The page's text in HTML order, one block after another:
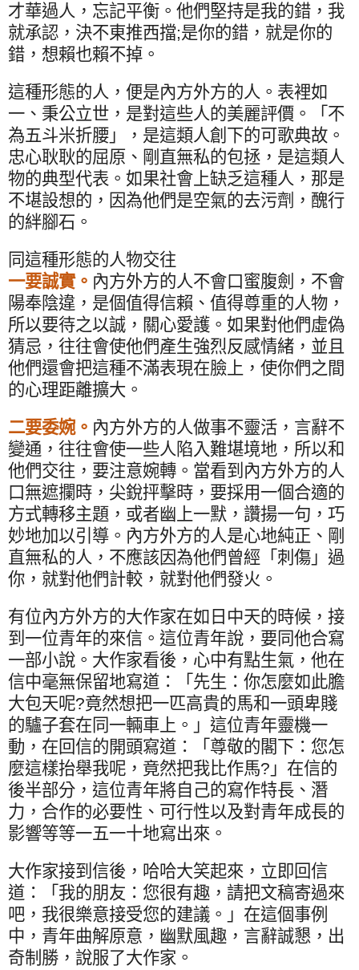
才華過人，忘記平衡。他們堅持是我的錯，我
就承認，決不東推西擋;是你的錯，就是你的
錯，想賴也賴不掉。
這種形態的人，便是內方外方的人。表裡如
一、秉公立世，是對這些人的美麗評價。「不
為五斗米折腰」，是這類人創下的可歌典故。
忠心耿耿的屈原、剛直無私的包拯，是這類人
物的典型代表。如果社會上缺乏這種人，那是
不堪設想的，因為他們是空氣的去污劑，醜行
的絆腳石。
同這種形態的人物交往
一要誠實。 內方外方的人不會口蜜腹劍，不會
陽奉陰違，是個值得信賴、值得尊重的人物，
所以要待之以誠，關心愛護。如果對他們虛偽
猜忌，往往會使他們產生強烈反感情緒，並且
他們還會把這種不滿表現在臉上，使你們之間
的心理距離擴大。
二要委婉。 內方外方的人做事不靈活，言辭不
變通，往往會使一些人陷入難堪境地，所以和
他們交往，要注意婉轉。當看到內方外方的人
口無遮攔時，尖銳抨擊時，要採用一個合適的
方式轉移主題，或者幽上一默，讚揚一句，巧
妙地加以引導。內方外方的人是心地純正、剛
直無私的人，不應該因為他們曾經「刺傷」過
你，就對他們計較，就對他們發火。
有位內方外方的大作家在如日中天的時候，接
到一位青年的來信。這位青年說，要同他合寫
一部小說。大作家看後，心中有點生氣，他在
信中毫無保留地寫道：「先生：你怎麼如此膽
大包天呢?竟然想把一匹高貴的馬和一頭卑賤
的驢子套在同一輛車上。」這位青年靈機一
動，在回信的開頭寫道：「尊敬的閣下：您怎
麼這樣抬舉我呢，竟然把我比作馬? 」在信的
後半部分，這位青年將自己的寫作特長、潛
力，合作的必要性、可行性以及對青年成長的
影響等等一五一十地寫出來。
大作家接到信後，哈哈大笑起來，立即回信
道：「我的朋友：您很有趣，請把文稿寄過來
吧，我很樂意接受您的建議。」在這個事例
中，青年曲解原意，幽默風趣，言辭誠懇，出
奇制勝，說服了大作家。